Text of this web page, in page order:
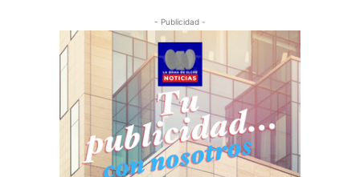
- Publicidad -